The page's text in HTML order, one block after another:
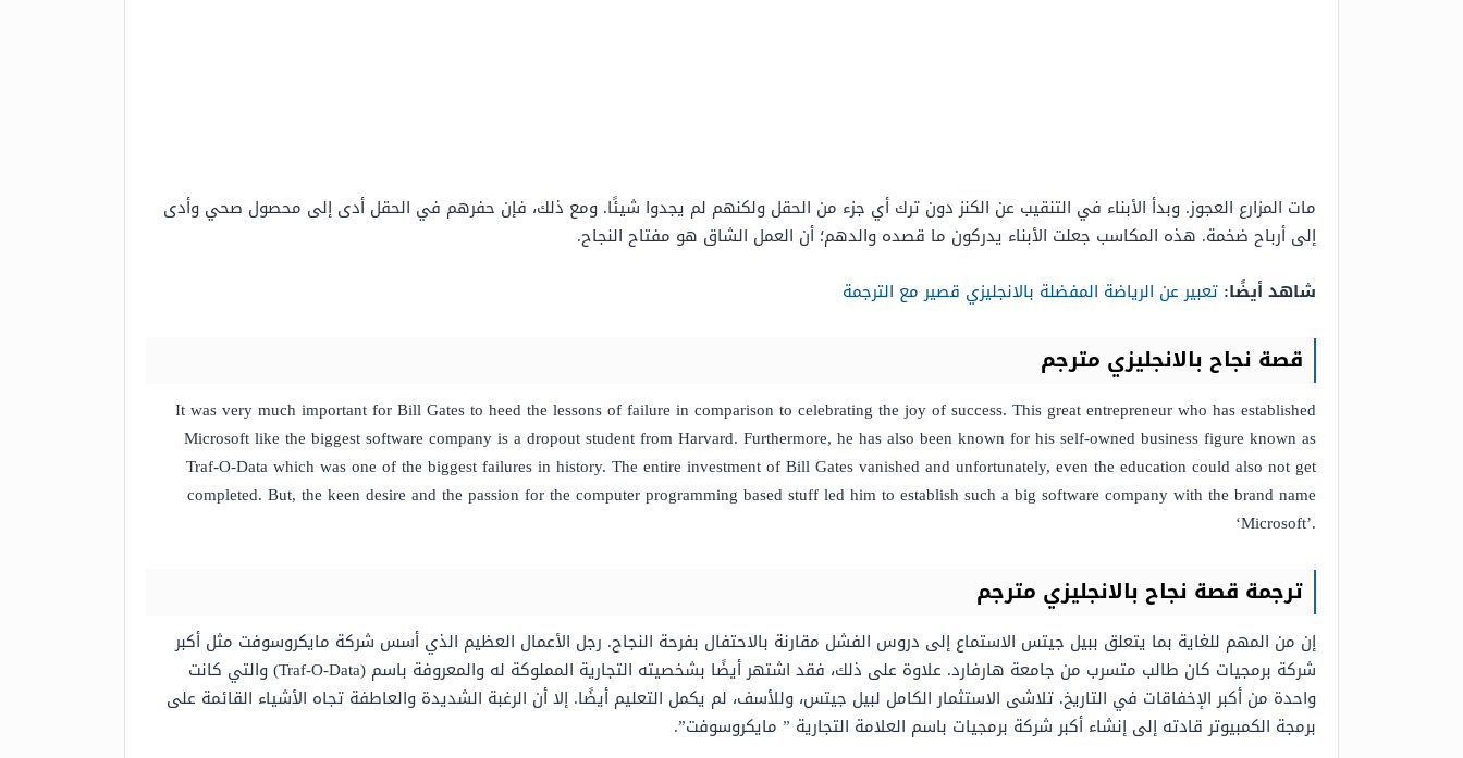
مات المزارع العجوز. وبدأ الأبناء في التنقيب عن الكنز دون ترك أي جزء من الحقل ولكنهم لم يجدوا شيئًا. ومع ذلك، فإن حفرهم في الحقل أدى إلى محصول صحي وأدى
إلى أرباح ضخمة. هذه المكاسب جعلت الأبناء يدركون ما قصده والدهم؛ أن العمل الشاق هو مفتاح النجاح.
شاهد أيضًا: تعبير عن الرياضة المفضلة بالانجليزي قصير مع الترجمة
قصة نجاح بالانجليزي مترجم
It was very much important for Bill Gates to heed the lessons of failure in comparison to celebrating the joy of success. This great entrepreneur who has established
Microsoft like the biggest software company is a dropout student from Harvard. Furthermore, he has also been known for his self-owned business figure known as
Traf-O-Data which was one of the biggest failures in history. The entire investment of Bill Gates vanished and unfortunately, even the education could also not get
completed. But, the keen desire and the passion for the computer programming based stuff led him to establish such a big software company with the brand name
‘Microsoft’.
ترجمة قصة نجاح بالانجليزي مترجم
إن من المهم للغاية بما يتعلق ببيل جيتس الاستماع إلى دروس الفشل مقارنة بالاحتفال بفرحة النجاح. رجل الأعمال العظيم الذي أسس شركة مايكروسوفت مثل أكبر
شركة برمجيات كان طالب متسرب من جامعة هارفارد. علاوة على ذلك، فقد اشتهر أيضًا بشخصيته التجارية المملوكة له والمعروفة باسم (Traf-O-Data) والتي كانت
واحدة من أكبر الإخفاقات في التاريخ. تلاشى الاستثمار الكامل لبيل جيتس، وللأسف، لم يكمل التعليم أيضًا. إلا أن الرغبة الشديدة والعاطفة تجاه الأشياء القائمة على
برمجة الكمبيوتر قادته إلى إنشاء أكبر شركة برمجيات باسم العلامة التجارية ” مايكروسوفت”.